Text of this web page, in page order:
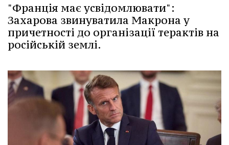
"Франція має усвідомлювати":
Захарова звинуватила Макрона у
причетності до організації терактів на
російській землі.